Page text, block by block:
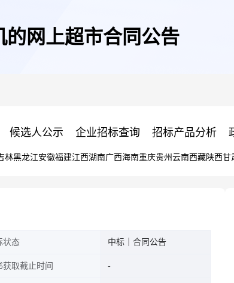
的网上超市合同公告
候选人公示 企业招标查询 招标产品分析
林黑龙江安徽福建江西湖南广西海南重庆贵州 云南西藏陕西甘
状态 中标｜合同公告
获取截止时间